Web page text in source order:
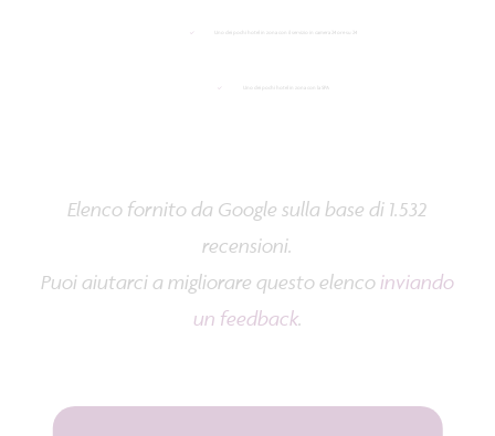
Uno dei pochi hotel in zona con il servizio in camera 24 ore su 24
Uno dei pochi hotel in zona con la SPA
Elenco fornito da Google sulla base di 1.532
recensioni.
Puoi aiutarci a migliorare questo elencoinviando
un feedback.